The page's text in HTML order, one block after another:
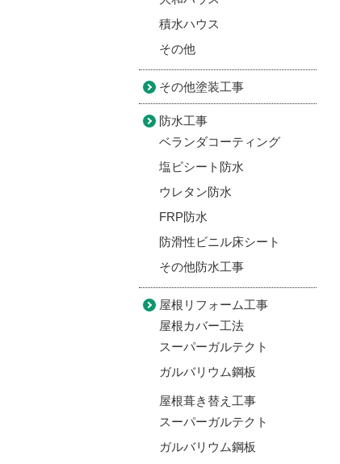
積水ハウス
その他
その他塗装工事
防水工事
ベランダコーティング
塩ビシート防水
ウレタン防水
FRP防水
防滑性ビニル床シート
その他防水工事
屋根リフォーム工事
屋根カバー工法
スーパーガルテクト
ガルバリウム鋼板
屋根葺き替え工事
スーパーガルテクト
ガルバリウム鋼板